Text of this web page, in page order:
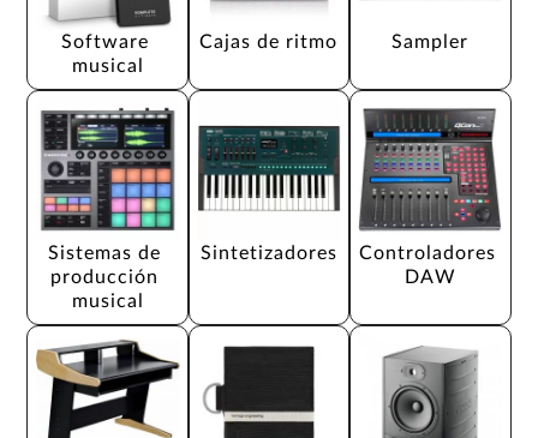
Software
musical
Cajas de ritmo Sampler
Sistemas de
producción
musical
Sintetizadores
Controladores
DAW